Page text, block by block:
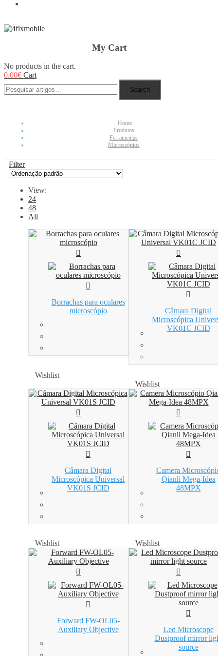
My Cart
No products in the cart.
0.00€ Cart
Search
Home
Produtos
Ferramentas
Microscópios
Filter
View:
24
48
All
Borrachas para oculares
microscópio
Wishlist
Câmara Digital
Microscópica
VK01C JCID
Wishlist
Câmara Digital
Microscópica Universal
VK01S JCID
Wishlist
Camera
Qianli Mega-Idea
48MPX
Wishlist
Forward FW-OL05-
Auxiliary Objective
Led Microscope
Dustproof mirror
source